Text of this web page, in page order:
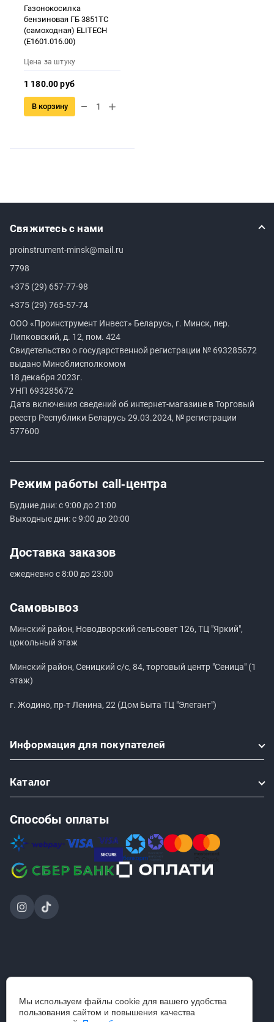
Газонокосилка
бензиновая ГБ 3851ТС
(самоходная) ELITECH
(E1601.016.00)
Цена за штуку
1 180.00 руб
В корзину
Свяжитесь с нами
proinstrument-minsk@mail.ru
7798
+375 (29) 657-77-98
+375 (29) 765-57-74
ООО «Проинструмент Инвест» Беларусь, г. Минск, пер.
Липковский, д. 12, пом. 424
Свидетельство о государственной регистрации № 693285672
выдано Миноблисполкомом
18 декабря 2023г.
УНП 693285672
Дата включения сведений об интернет-магазине в Торговый
реестр Республики Беларусь 29.03.2024, № регистрации
577600
Режим работы call‑центра
Будние дни: с 9:00 до 21:00
Выходные дни: с 9:00 до 20:00
Доставка заказов
ежедневно с 8:00 до 23:00
Самовывоз
Минский район, Новодворский сельсовет 126, ТЦ "Яркий",
цокольный этаж
Минский район, Сеницкий с/с, 84, торговый центр "Сеница" (1
этаж)
г. Жодино, пр-т Ленина, 22 (Дом Быта ТЦ "Элегант")
Информация для покупателей
Каталог
Способы оплаты
магазин
строительного инструмента и садовой техники.
Мы используем файлы cookie для вашего удобства
пользования сайтом и повышения качества